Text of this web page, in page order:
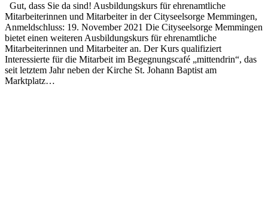
Gut, dass Sie da sind! Ausbildungskurs für ehrenamtliche
Mitarbeiterinnen und Mitarbeiter in der Cityseelsorge Memmingen,
Anmeldschluss: 19. November 2021 Die Cityseelsorge Memmingen
bietet einen weiteren Ausbildungskurs für ehrenamtliche
Mitarbeiterinnen und Mitarbeiter an. Der Kurs qualifiziert
Interessierte für die Mitarbeit im Begegnungscafé „mittendrin“, das
seit letztem Jahr neben der Kirche St. Johann Baptist am
Marktplatz…